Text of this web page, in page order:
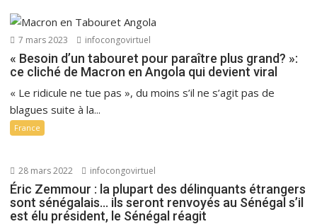
7 mars 2023 infocongovirtuel
« Besoin d’un tabouret pour paraître plus grand? »:
ce cliché de Macron en Angola qui devient viral
« Le ridicule ne tue pas », du moins s’il ne s’agit pas de
blagues suite à la...
France
28 mars 2022 infocongovirtuel
Éric Zemmour : la plupart des délinquants étrangers
sont sénégalais… ils seront renvoyés au Sénégal s’il
est élu président, le Sénégal réagit